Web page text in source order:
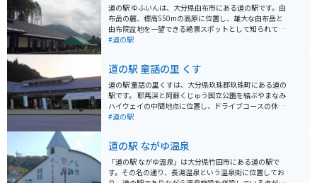
道の駅 ゆふいんは、大分県由布市にある道の駅です。由
布岳の麓、標高550mの高原に位置し、雄大な由布岳と
由布院盆地を一望できる絶景スポットとして知られてい
ます。 地元の新鮮な野菜や果物をはじめ、由布院産の牛
充実しており、旅の思い出作りに最適です。 バイクで訪
れる場合、道の駅 ゆふいんは駐車場も広く、休憩場所と
して最適です。由布岳や周辺の山々を走るツーリングコ
ースの拠点としても利用できます。由布院温泉や別府温
泉など、周辺には温泉地も多いので、ツーリングの疲れ
#道の駅
道の駅 童話の里 くす
道の駅 童話の里くすは、大分県玖珠郡玖珠町にある道の
駅です。 耶馬渓と阿蘇くじゅう国立公園を結ぶやまなみ
ハイウェイの中間地点に位置し、ドライブコースの休憩
スポットとして最適です。 ツーリングで訪れるライダー
楽しめるレストランがあります。 特産品は、豊後牛や、
しいたけ、高原野菜などがあります。 また、道の駅の隣
には、童話の世界をテーマにしたメルヘンパークがあ
り、子供から大人まで楽しむことができます。 周辺に
#道の駅
道の駅 ながゆ温泉
「道の駅 ながゆ温泉」は大分県竹田市にある道の駅で
す。その名の通り、長湯温泉という温泉街に位置してお